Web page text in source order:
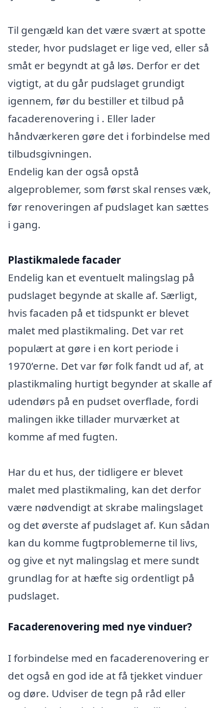
Til gengæld kan det være svært at spotte
steder, hvor pudslaget er lige ved, eller så
småt er begyndt at gå løs. Derfor er det
vigtigt, at du går pudslaget grundigt
igennem, før du bestiller et tilbud på
facaderenovering i . Eller lader
håndværkeren gøre det i forbindelse med
tilbudsgivningen.
Endelig kan der også opstå
algeproblemer, som først skal renses væk,
før renoveringen af pudslaget kan sættes
i gang.
Plastikmalede facader
Endelig kan et eventuelt malingslag på
pudslaget begynde at skalle af. Særligt,
hvis facaden på et tidspunkt er blevet
malet med plastikmaling. Det var ret
populært at gøre i en kort periode i
1970’erne. Det var før folk fandt ud af, at
plastikmaling hurtigt begynder at skalle af
udendørs på en pudset overflade, fordi
malingen ikke tillader murværket at
komme af med fugten.
Har du et hus, der tidligere er blevet
malet med plastikmaling, kan det derfor
være nødvendigt at skrabe malingslaget
og det øverste af pudslaget af. Kun sådan
kan du komme fugtproblemerne til livs,
og give et nyt malingslag et mere sundt
grundlag for at hæfte sig ordentligt på
pudslaget.
Facaderenovering med nye vinduer?
I forbindelse med en facaderenovering er
det også en god ide at få tjekket vinduer
og døre. Udviser de tegn på råd eller